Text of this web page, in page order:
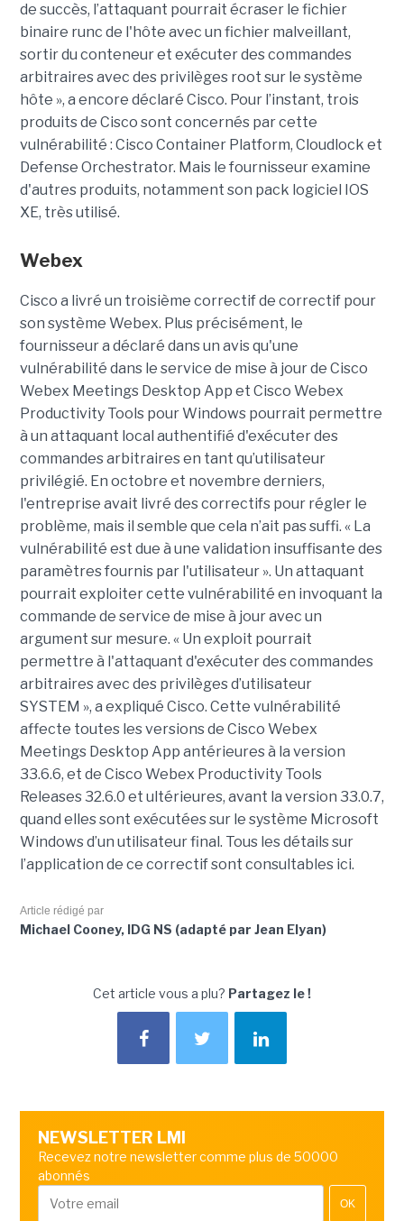
de succès, l’attaquant pourrait écraser le fichier
binaire runc de l'hôte avec un fichier malveillant,
sortir du conteneur et exécuter des commandes
arbitraires avec des privilèges root sur le système
hôte », a encore déclaré Cisco. Pour l’instant, trois
produits de Cisco sont concernés par cette
vulnérabilité : Cisco Container Platform, Cloudlock et
Defense Orchestrator. Mais le fournisseur examine
d'autres produits, notamment son pack logiciel IOS
XE, très utilisé.
Webex
Cisco a livré un troisième correctif de correctif pour
son système Webex. Plus précisément, le
fournisseur a déclaré dans un avis qu'une
vulnérabilité dans le service de mise à jour de Cisco
Webex Meetings Desktop App et Cisco Webex
Productivity Tools pour Windows pourrait permettre
à un attaquant local authentifié d'exécuter des
commandes arbitraires en tant qu’utilisateur
privilégié. En octobre et novembre derniers,
l'entreprise avait livré des correctifs pour régler le
problème, mais il semble que cela n’ait pas suffi. « La
vulnérabilité est due à une validation insuffisante des
paramètres fournis par l'utilisateur ». Un attaquant
pourrait exploiter cette vulnérabilité en invoquant la
commande de service de mise à jour avec un
argument sur mesure. « Un exploit pourrait
permettre à l'attaquant d'exécuter des commandes
arbitraires avec des privilèges d’utilisateur
SYSTEM », a expliqué Cisco. Cette vulnérabilité
affecte toutes les versions de Cisco Webex
Meetings Desktop App antérieures à la version
33.6.6, et de Cisco Webex Productivity Tools
Releases 32.6.0 et ultérieures, avant la version 33.0.7,
quand elles sont exécutées sur le système Microsoft
Windows d’un utilisateur final. Tous les détails sur
l’application de ce correctif sont consultables ici.
Article rédigé par
Michael Cooney, IDG NS (adapté par Jean Elyan)
Cet article vous a plu? Partagez le !
NEWSLETTER LMI
Recevez notre newsletter comme plus de 50000
abonnés
OK